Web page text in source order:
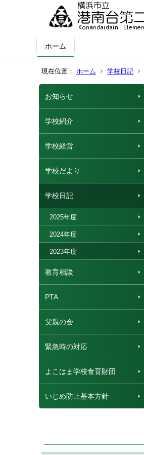
ホーム
現在位置： ホーム 学校日記
お知らせ
学校紹介
学校経営
学校だより
学校日記
2025年度
2024年度
2023年度
教育相談
PTA
父親の会
緊急時の対応
よこはま学校食育財団
いじめ防止基本方針